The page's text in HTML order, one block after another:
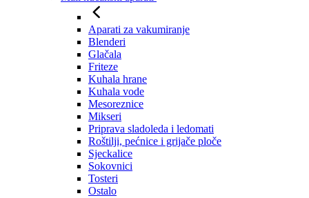
Aparati za vakumiranje
Blenderi
Glačala
Friteze
Kuhala hrane
Kuhala vode
Mesoreznice
Mikseri
Priprava sladoleda i ledomati
Roštilji, pećnice i grijače ploče
Sjeckalice
Sokovnici
Tosteri
Ostalo